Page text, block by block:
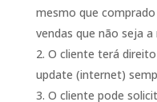
mesmo que
vendas que não seja
O cliente terá
update (internet)
O cliente pode